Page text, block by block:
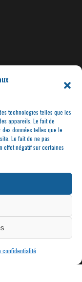
technologies telles que les
appareils. Le fait de
données telles que le
Le fait de ne pas
effet négatif sur certaines
confidentialité